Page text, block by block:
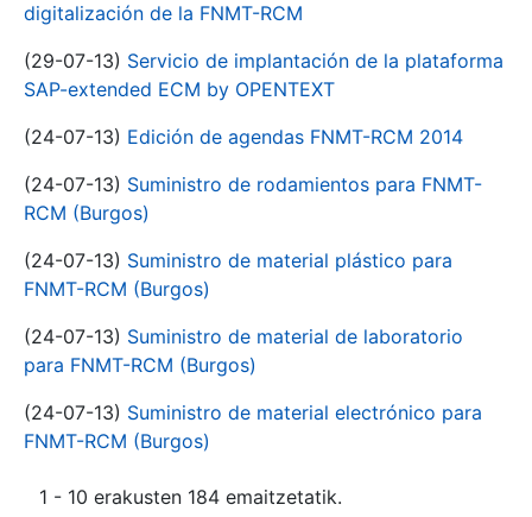
digitalización de la FNMT-RCM
(29-07-13) Servicio de implantación de la plataforma
SAP-extended ECM by OPENTEXT
(24-07-13) Edición de agendas FNMT-RCM 2014
(24-07-13) Suministro de rodamientos para FNMT-
RCM (Burgos)
(24-07-13) Suministro de material plástico para
FNMT-RCM (Burgos)
(24-07-13) Suministro de material de laboratorio
para FNMT-RCM (Burgos)
(24-07-13) Suministro de material electrónico para
FNMT-RCM (Burgos)
1 - 10 erakusten 184 emaitzetatik.